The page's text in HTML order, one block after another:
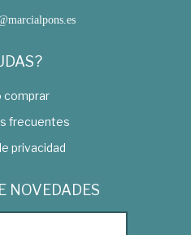
comprar
frecuentes
privacidad
NOVEDADES